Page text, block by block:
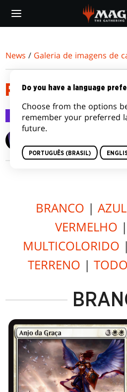
main
News / Galeria de imagens de
RAVNICA
Galeria de imagens de cards
BRANCO | AZUL
VERMELHO |
MULTICOLORIDO |
TERRENO |
Do you have a language
Choose from the options
remember your preferred
future.
PORTUGUÊS (BRASIL)